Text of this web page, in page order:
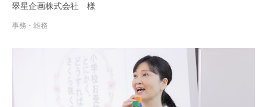
翠星企画株式会社 様
事務・雑務